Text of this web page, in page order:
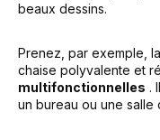
beaux dessins.
Prenez, par exemple,
chaise polyvalente et
multifonctionnelles .
un bureau ou une salle